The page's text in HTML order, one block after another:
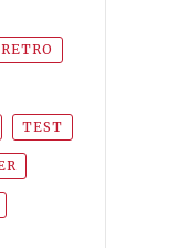
RETRO
TEST